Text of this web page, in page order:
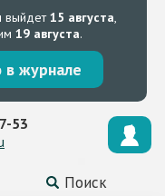
выйдет15 августа,
19 августа.
в журнале
Поиск
53